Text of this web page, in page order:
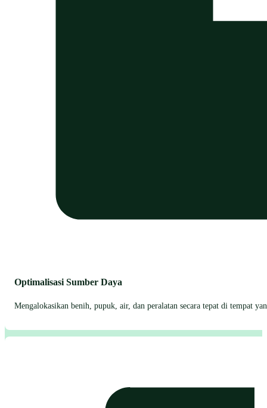
Optimalisasi Sumber Daya
Mengalokasikan benih, pupuk, air, dan peralatan secara tepat di tempat